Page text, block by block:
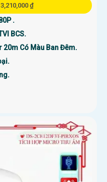
₫
.
BCS.
20m Có Màu Ban Đêm.